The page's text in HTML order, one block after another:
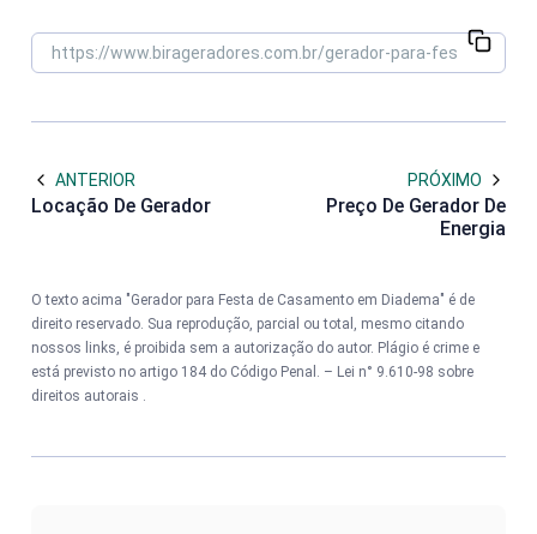
ANTERIOR
Locação De Gerador
PRÓXIMO
Preço De Gerador De
Energia
O texto acima "Gerador para Festa de Casamento em Diadema" é de
direito reservado. Sua reprodução, parcial ou total, mesmo citando
nossos links, é proibida sem a autorização do autor. Plágio é crime e
está previsto no artigo 184 do Código Penal. – Lei n° 9.610-98 sobre
direitos autorais .